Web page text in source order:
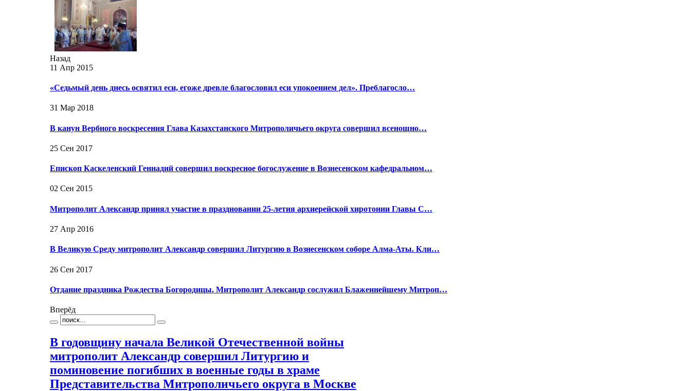
Назад
11 Апр 2015
«Седьмый день днесь освятил еси, егоже древле благословил еси упокоением дел». Преблагосло…
31 Мар 2018
В канун Вербного воскресения Глава Казахстанского Митрополичьего округа совершил всенощно…
25 Сен 2017
Епископ Каскеленский Геннадий совершил воскресное богослужение в Вознесенском кафедральном…
02 Сен 2015
Митрополит Александр принял участие в праздновании 25-летия архиерейской хиротонии Главы С…
27 Апр 2016
В Великую Среду митрополит Александр совершил Литургию в Вознесенском соборе Алма-Аты. Кли…
26 Сен 2017
Отдание праздника Рождества Богородицы. Митрополит Александр сослужил Блаженнейшему Митроп…
Вперёд
В годовщину начала Великой Отечественной войны
митрополит Александр совершил Литургию и
поминовение погибших в военные годы в храме
Представительства Митрополичьего округа в Москве